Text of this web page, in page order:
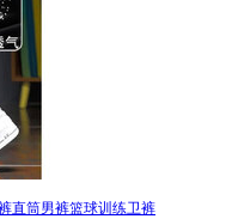
直筒男裤篮球训练卫裤